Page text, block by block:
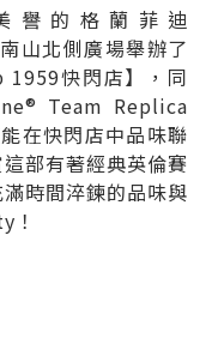
的格蘭菲迪
山北側廣場舉辦了
1959快閃店】，同
Team Replica
在快閃店中品味聯
部有著經典英倫賽
時間淬鍊的品味與
！